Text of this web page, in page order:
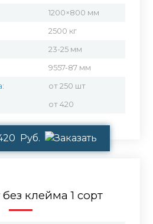
1200×800 мм
2500 кг
23-25 мм
9557-87 мм
от 250 шт
от 420
Руб.
клейма 1 сорт